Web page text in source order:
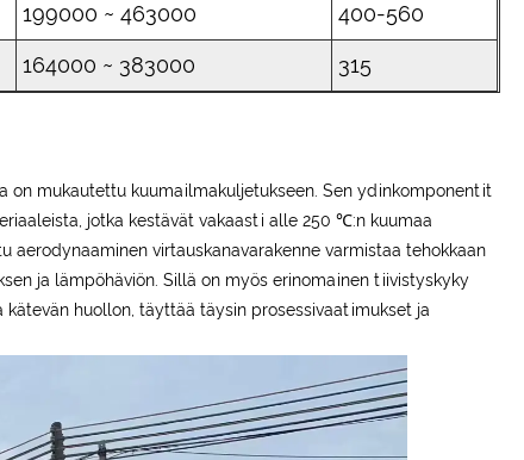
199000 ~ 463000 400-560
164000 ~ 383000 315
on mukautettu kuumailmakuljetukseen. Sen ydinkomponentit
jotka kestävät vakaasti alle 250 ℃:n kuumaa
virtauskanavarakenne varmistaa tehokkaan
ja lämpöhäviön. Sillä on myös erinomainen tiivistyskyky
huollon, täyttää täysin prosessivaatimukset ja